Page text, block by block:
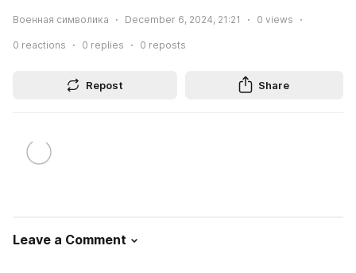
Военная символика December 6, 2024, 21:21 0 views
0 reactions 0 replies 0 reposts
Repost Share
Leave a Comment